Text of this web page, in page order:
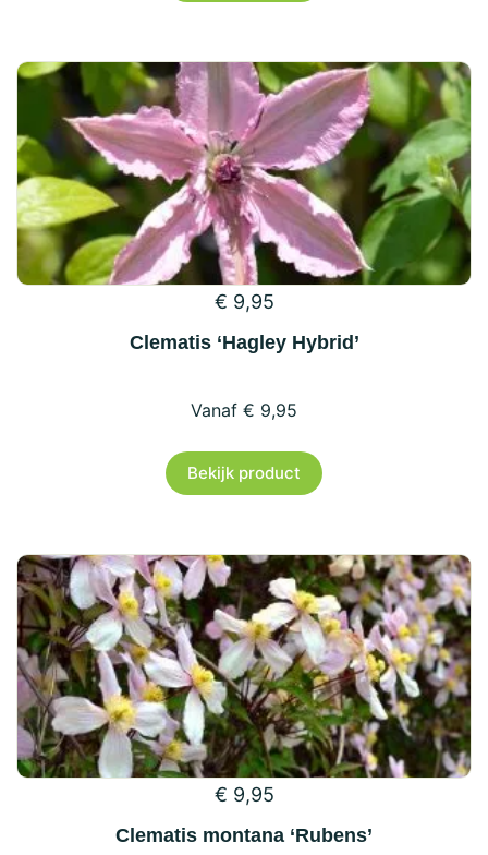
variaties.
Deze
optie
kan
gekozen
worden
op
productpagina
€ 9,95
Clematis ‘Hagley Hybrid’
€ 9,95
Bekijk product
product
variaties.
Deze
optie
kan
gekozen
worden
op
productpagina
€ 9,95
Clematis montana ‘Rubens’